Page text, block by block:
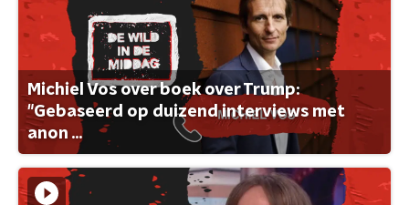
Michiel Vos over boek over Trump:
"Gebaseerd op duizend interviews met
anon ...